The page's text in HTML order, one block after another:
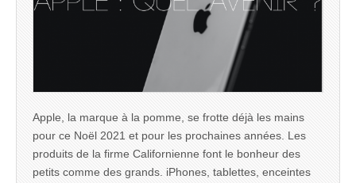
Apple, la marque à la pomme, se frotte déjà les mains
pour ce Noël 2021 et pour les prochaines années. Les
produits de la firme Californienne font le bonheur des
petits comme des grands. iPhones, tablettes, enceintes